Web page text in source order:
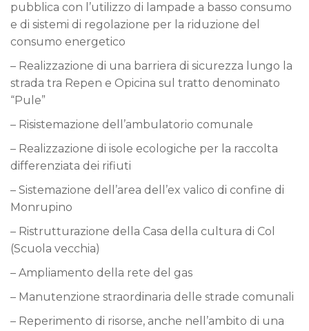
pubblica con l’utilizzo di lampade a basso consumo
e di sistemi di regolazione per la riduzione del
consumo energetico
– Realizzazione di una barriera di sicurezza lungo la
strada tra Repen e Opicina sul tratto denominato
“Pule”
– Risistemazione dell’ambulatorio comunale
– Realizzazione di isole ecologiche per la raccolta
differenziata dei rifiuti
– Sistemazione dell’area dell’ex valico di confine di
Monrupino
– Ristrutturazione della Casa della cultura di Col
(Scuola vecchia)
– Ampliamento della rete del gas
– Manutenzione straordinaria delle strade comunali
– Reperimento di risorse, anche nell’ambito di una